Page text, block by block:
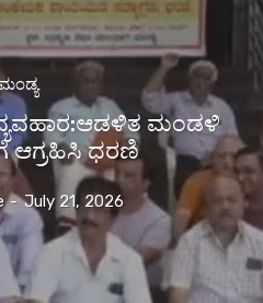
ಮಂಡಳಿ
ಆಗ್ರಹಿಸಿ ಧರಣಿ
- July 21, 2026